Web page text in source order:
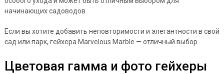
начинающих садоводов.
Если вы хотите добавить неповторимости и элегантности в свой
сад или парк, гейхера Marvelous Marble — отличный выбор.
Цветовая гамма и фото гейхеры